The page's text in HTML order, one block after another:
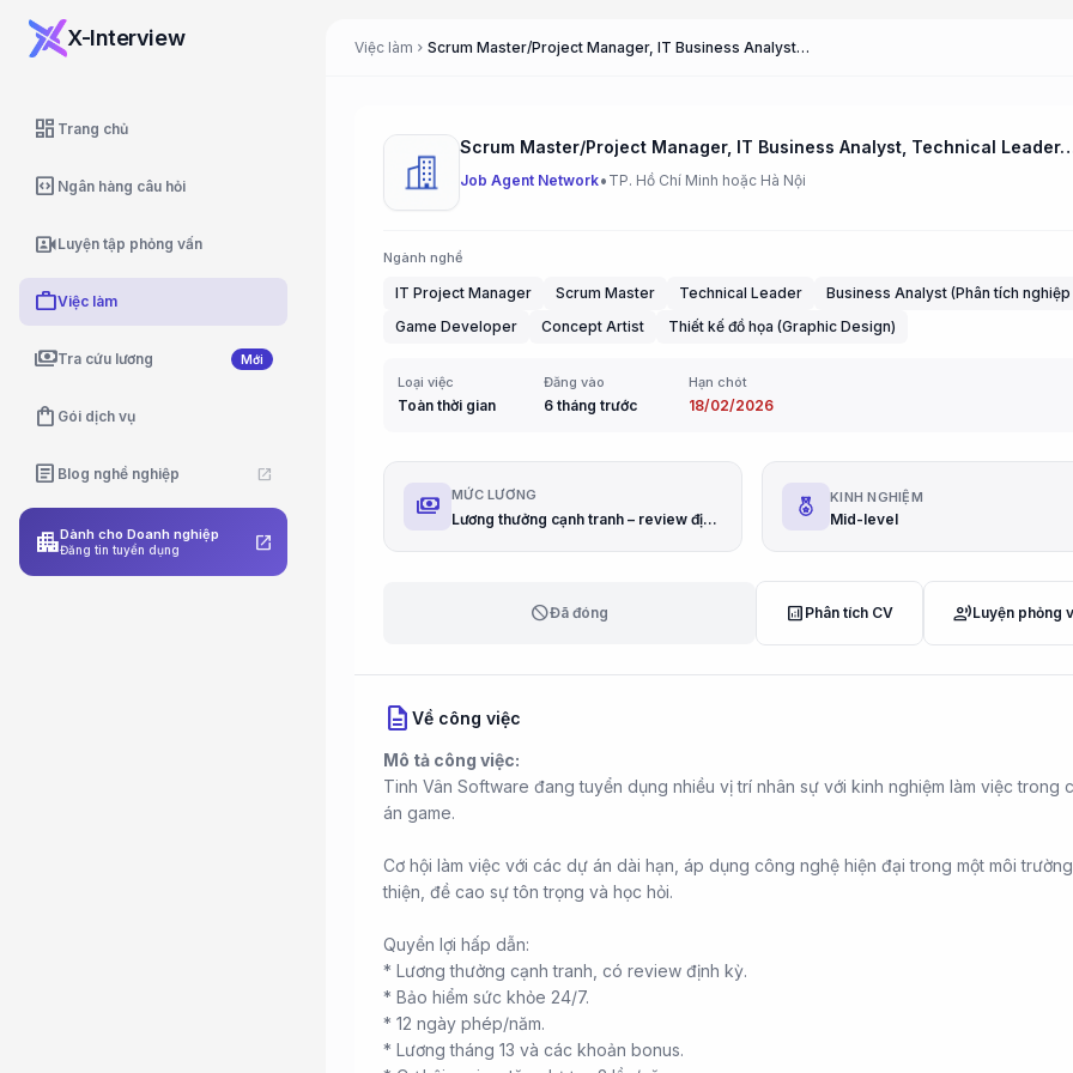
X-Interview
dashboard Trang chủ
code_blocks Ngân hàng câu hỏi
video_camera_frontLuyện tập phỏng vấn
workViệc làm
paymentsTra cứu lương Mới
shopping_bag Gói dịch vụ
article Blog nghề nghiệp open_in_new
apartmentDành cho Doanh nghiệp
Đăng tin tuyển dụng open_in_new
Việc làm chevron_right Scrum Master/Project Manager, IT Business Analyst, Technical Leader, Graphic Designer, Game 2D Artist, Cocos Developer
Scrum Master/Project Manager, IT Business Analyst, Technical Leader, Graphic
Job Agent Network• TP. Hồ Chí Minh hoặc Hà Nội
Ngành nghề
IT Project Manager Scrum Master Technical Leader
Business Analyst (Phân tích nghiệp
Game Developer
Concept Artist Thiết kế đồ họa (Graphic Design)
Loại việc
Toàn thời gian
Đăng vào
6 tháng trước
Hạn chót
18/02/2026
payments MỨC LƯƠNG
Lương thưởng cạnh tranh – review định kỳ
KINH NGHIỆM
Mid-level
blockĐã đóng analytics Phân tích CV record_voice_overLuyện phỏng
description Về công việc
Mô tả công việc:
Tinh Vân Software đang tuyển dụng nhiều vị trí nhân sự với kinh nghiệm làm việc trong
án game.
Cơ hội làm việc với các dự án dài hạn, áp dụng công nghệ hiện đại trong một môi
thiện, đề cao sự tôn trọng và học hỏi.
Quyền lợi hấp dẫn:
* Lương thưởng cạnh tranh, có review định kỳ.
* Bảo hiểm sức khỏe 24/7.
* 12 ngày phép/năm.
* Lương tháng 13 và các khoản bonus.